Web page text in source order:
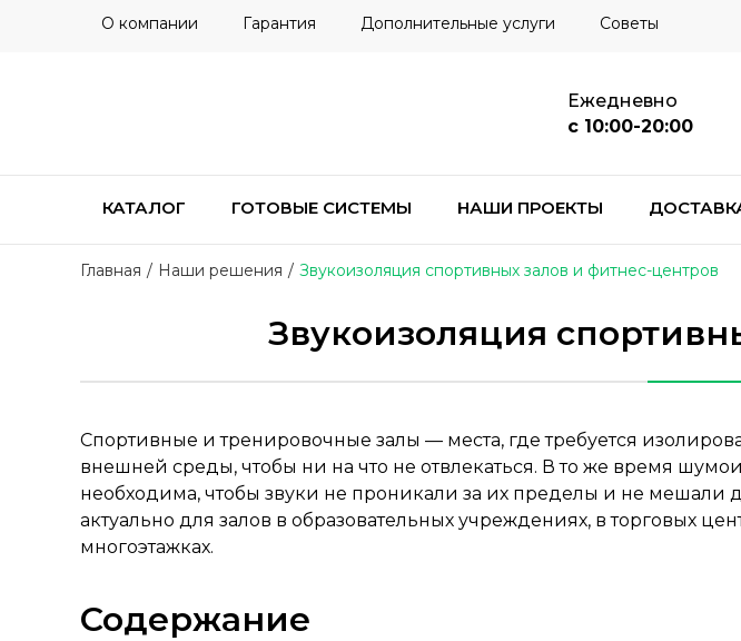
О компании Гарантия Дополнительные услуги Советы
Ежедневно
с 10:00-20:00
КАТАЛОГ ГОТОВЫЕ СИСТЕМЫ НАШИ ПРОЕКТЫ
Главная / Наши решения / Звукоизоляция спортивных залов и фитнес-центров
Звукоизоляция
Спортивные и тренировочные залы — места, где требуется
внешней среды, чтобы ни на что не отвлекаться. В то же время
необходима, чтобы звуки не проникали за их пределы и не мешали
актуально для залов в образовательных учреждениях, в торговых
многоэтажках.
Содержание